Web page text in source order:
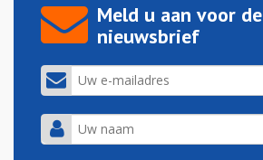
Meld u aan voor de
nieuwsbrief